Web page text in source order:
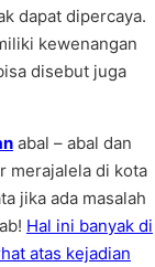
dapat dipercaya.
kewenangan
disebut juga
abal – abal dan
merajalela di kota
jika ada masalah
Hal ini banyak di
atas kejadian